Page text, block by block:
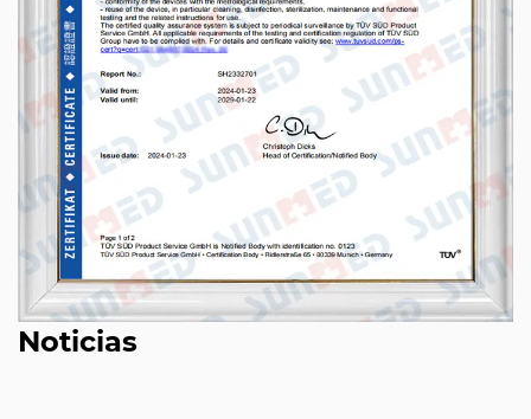
Noticias